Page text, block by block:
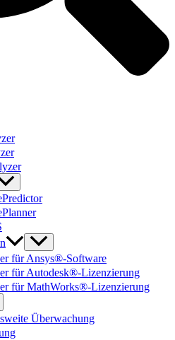
für Ansys®-Software
für Autodesk®-Lizenzierung
für MathWorks®-Lizenzierung
Überwachung